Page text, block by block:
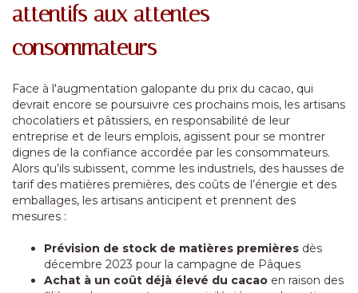
attentifs aux attentes
consommateurs
Face à l'augmentation galopante du prix du cacao, qui
devrait encore se poursuivre ces prochains mois, les artisans
chocolatiers et pâtissiers, en responsabilité de leur
entreprise et de leurs emplois, agissent pour se montrer
dignes de la confiance accordée par les consommateurs.
Alors qu’ils subissent, comme les industriels, des hausses de
tarif des matières premières, des coûts de l’énergie et des
emballages, les artisans anticipent et prennent des
mesures :
Prévision de stock de matières premières dès
décembre 2023 pour la campagne de Pâques
Achat à un coût déjà élevé du cacao en raison des